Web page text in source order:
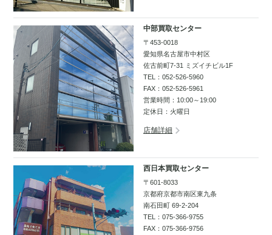
中部買取センター
〒453-0018
愛知県名古屋市中村区
佐古前町7-31 ミズイチビル1F
TEL：052-526-5960
FAX：052-526-5961
営業時間：10:00～19:00
定休日：火曜日
店舗詳細
西日本買取センター
〒601-8033
京都府京都市南区東九条
南石田町 69-2-204
TEL：075-366-9755
FAX：075-366-9756